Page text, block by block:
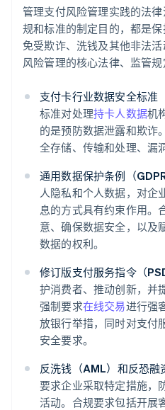
管理支付风险管理实践的法
规和标准的制定目的，都是
免受欺诈、洗钱及其他非法
风险管理的核心法律、监管规
支付卡行业数据安全标准
标准对处理持卡人数据机
的是预防数据泄露和欺诈
全存储、传输和处理、漏
通用数据保护条例（GDPR
人隐私和个人数据，对企
息的方式具有约束作用。
意、确保数据安全，以及
数据的权利。
修订版支付服务指令（
护消费者、推动创新，并
强制要求在线交易进行强
放银行举措，同时对支付
安全要求。
反洗钱（AML）和反恐
要求企业采取特定措施，
活动。合规要求包括开展